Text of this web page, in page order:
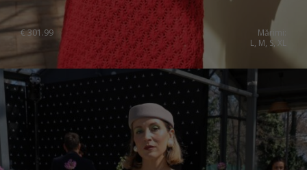
€301.99
Mărimi:
L, M, S, XL